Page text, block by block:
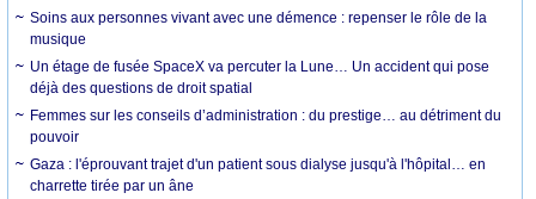
Soins aux personnes vivant avec une démence : repenser le rôle de la
musique
Un étage de fusée SpaceX va percuter la Lune… Un accident qui pose
déjà des questions de droit spatial
Femmes sur les conseils d’administration : du prestige… au détriment du
pouvoir
Gaza : l'éprouvant trajet d'un patient sous dialyse jusqu'à l'hôpital… en
charrette tirée par un âne